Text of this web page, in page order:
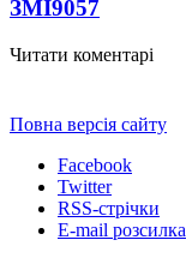
ЗМІ9057
Читати коментарі
Повна версія сайту
Facebook
Twitter
RSS-стрічки
E-mail розсилка